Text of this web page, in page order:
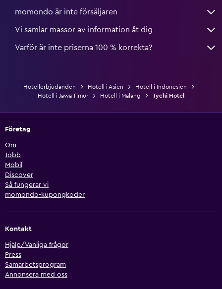
momondo är inte försäljaren
Vi samlar massor av information åt dig
Varför är inte priserna 100 % korrekta?
Hotellerbjudanden Hotell i Asien
Hotell i Indonesien
Hotell i Jawa Timur
Hotell i Malang Tychi Hotel
Företag
Om
Jobb
Mobil
Discover
Så fungerar vi
momondo-kupongkoder
Kontakt
Hjälp/Vanliga frågor
Press
Samarbetsprogram
Annonsera med oss